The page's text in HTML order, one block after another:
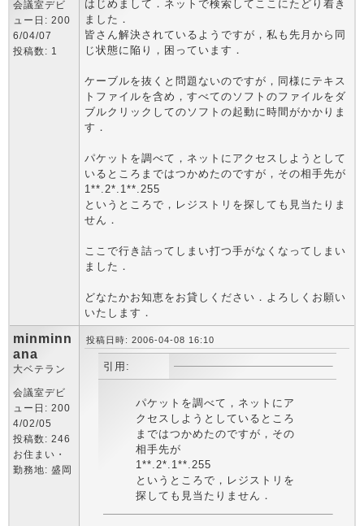
会議室デビ
ュー日: 200
6/04/07
投稿数: 1
はじめまして．ネットで検索してここにたどり着き
ました．
皆さん解決されているようですが，私も先月から同
じ状態に陥り，困っています．
ケーブルを抜くと問題ないのですが，同様にテキス
トファイルを含め，すべてのソフトのファイルをダ
ブルクリックしてのソフトの起動に時間がかかりま
す．
パケットを調べて，ネットにアクセスしようとして
いるところまではつかめたのですが，その相手先が
1**.2*.1**.255
というところで，レジストリを探しても見当たりま
せん．
ここで行き詰ってしまい打つ手がなくなってしまい
ました．
どなたかお知恵をお貸しください．よろしくお願い
いたします．
minminn
ana
大ベテラン
会議室デビ
ュー日: 200
4/02/05
投稿数: 246
お住まい・
勤務地: 盛岡
投稿日時: 2006-04-08 16:10
引用:
パケットを調べて，ネットにア
クセスしようとしているところ
まではつかめたのですが，その
相手先が
1**.2*.1**.255
というところで，レジストリを
探しても見当たりません．